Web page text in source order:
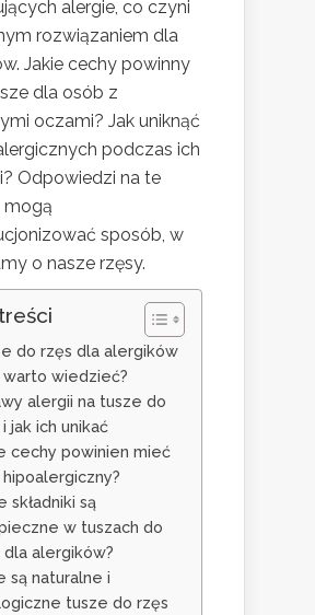
alergie, co czyni
rozwiązaniem dla
Jakie cechy powinny
dla osób z
oczami? Jak uniknąć
podczas ich
Odpowiedzi na te
mogą
sposób, w
o nasze rzęsy.
do rzęs dla alergików
warto wiedzieć?
alergii na tusze do
jak ich unikać
cechy powinien mieć
składniki są
w tuszach do
dla alergików?
są naturalne i
tusze do rzęs